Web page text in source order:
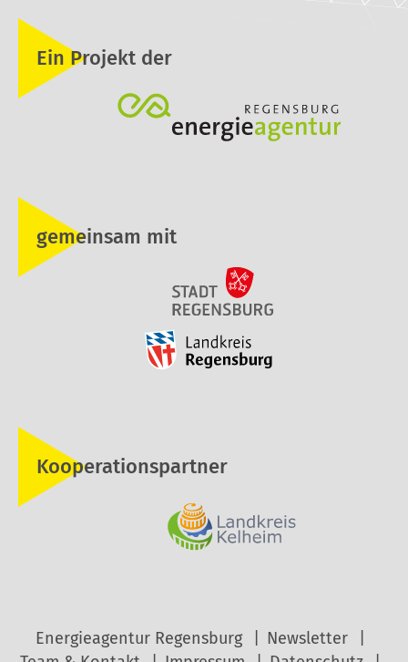
Ein Projekt der
gemeinsam mit
Kooperationspartner
Energieagentur Regensburg
Newsletter